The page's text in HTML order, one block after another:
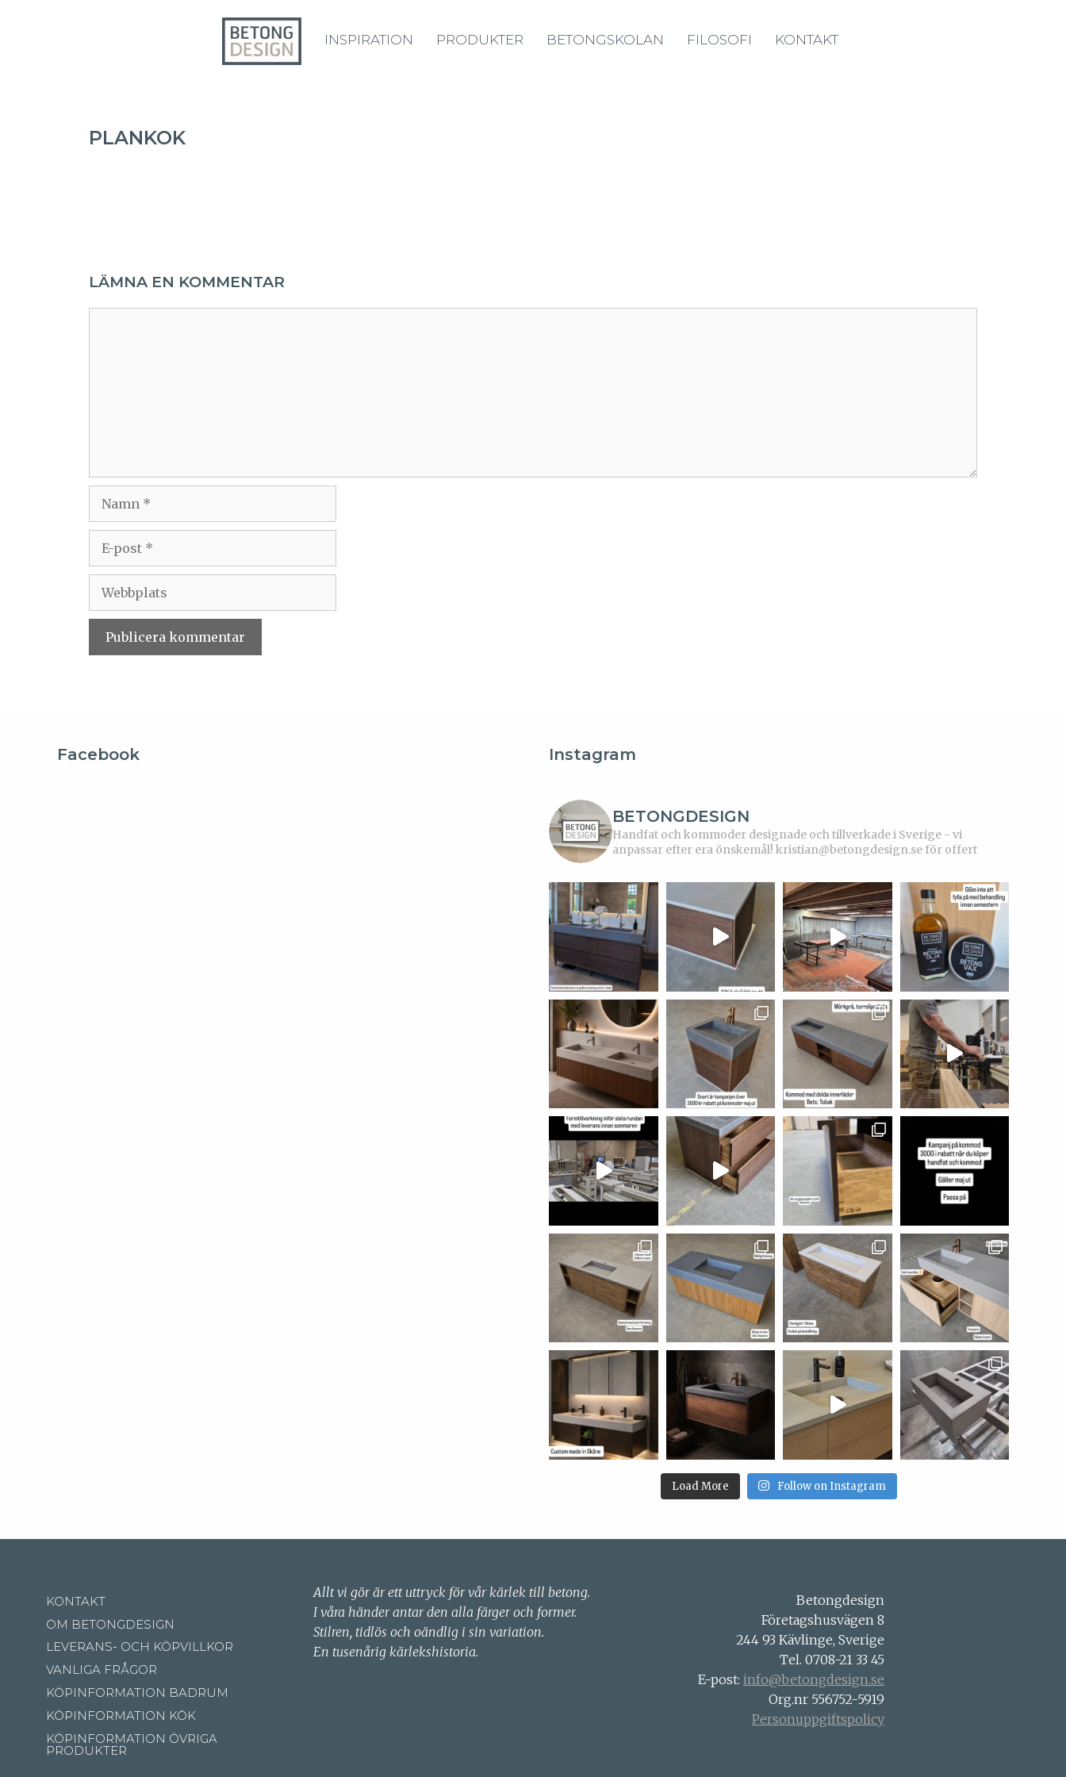
INSPIRATION PRODUKTER BETONGSKOLAN FILOSOFI KONTAKT
PLANKOK
LÄMNA EN KOMMENTAR
Facebook Instagram
BETONGDESIGN
Handfat och kommoder designade och tillverkade i Sverige - vi
anpassar efter era önskemål! kristian@betongdesign.se för offert
Load More Follow on Instagram
KONTAKT
OM BETONGDESIGN
LEVERANS- OCH KÖPVILLKOR
VANLIGA FRÅGOR
KÖPINFORMATION BADRUM
KÖPINFORMATION KÖK
KÖPINFORMATION ÖVRIGA
PRODUKTER
Allt vi gör är ett uttryck för vår kärlek till betong.
I våra händer antar den alla färger och former.
Stilren, tidlös och oändlig i sin variation.
En tusenårig kärlekshistoria.
Betongdesign
Företagshusvägen 8
244 93 Kävlinge, Sverige
Tel. 0708-21 33 45
E-post: info@betongdesign.se
Org.nr 556752-5919
Personuppgiftspolicy